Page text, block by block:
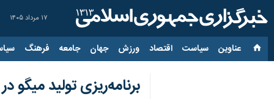
۱۷ مرداد ۱۴۰۵
عناوین‌ سیاست اقتصاد ورزش جهان جامعه فرهنگ
برنامه‌ریزی تولید میگو